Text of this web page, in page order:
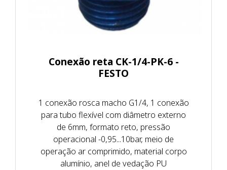
Conexão reta CK-1/4-PK-6 -
FESTO
1 conexão rosca macho G1/4, 1 conexão
para tubo flexível com diâmetro externo
de 6mm, formato reto, pressão
operacional -0,95...10bar, meio de
operação ar comprimido, material corpo
alumínio, anel de vedação PU